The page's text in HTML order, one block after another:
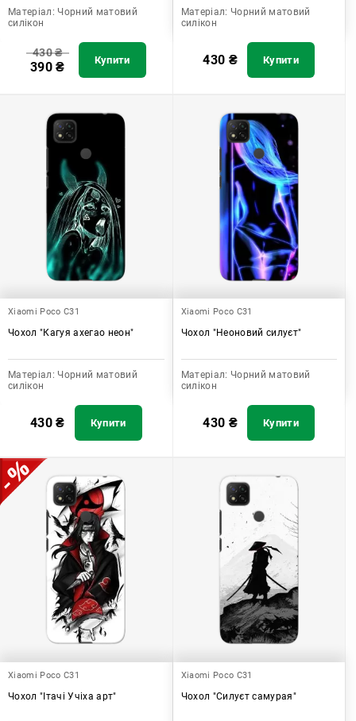
Матеріал: Чорний матовий
силікон
430₴
390₴ Купити
Матеріал: Чорний матовий
силікон
430 ₴ Купити
Xiaomi Poco C31
Чохол "Кагуя ахегао неон"
Матеріал: Чорний матовий
силікон
430₴ Купити
Xiaomi Poco C31
Чохол "Неоновий силуєт"
Матеріал: Чорний матовий
силікон
430 ₴ Купити
Xiaomi Poco C31
Чохол "Ітачі Учіха арт"
Xiaomi Poco C31
Чохол "Силуєт самурая"